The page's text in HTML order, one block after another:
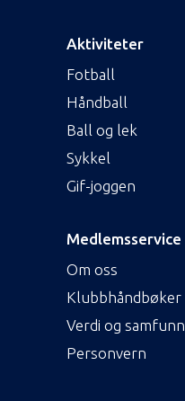
Aktiviteter
Fotball
Håndball
Ball og lek
Sykkel
Gif-joggen
Medlemsservice
Om oss
Klubbhåndbøker
Verdi og samfunn
Personvern